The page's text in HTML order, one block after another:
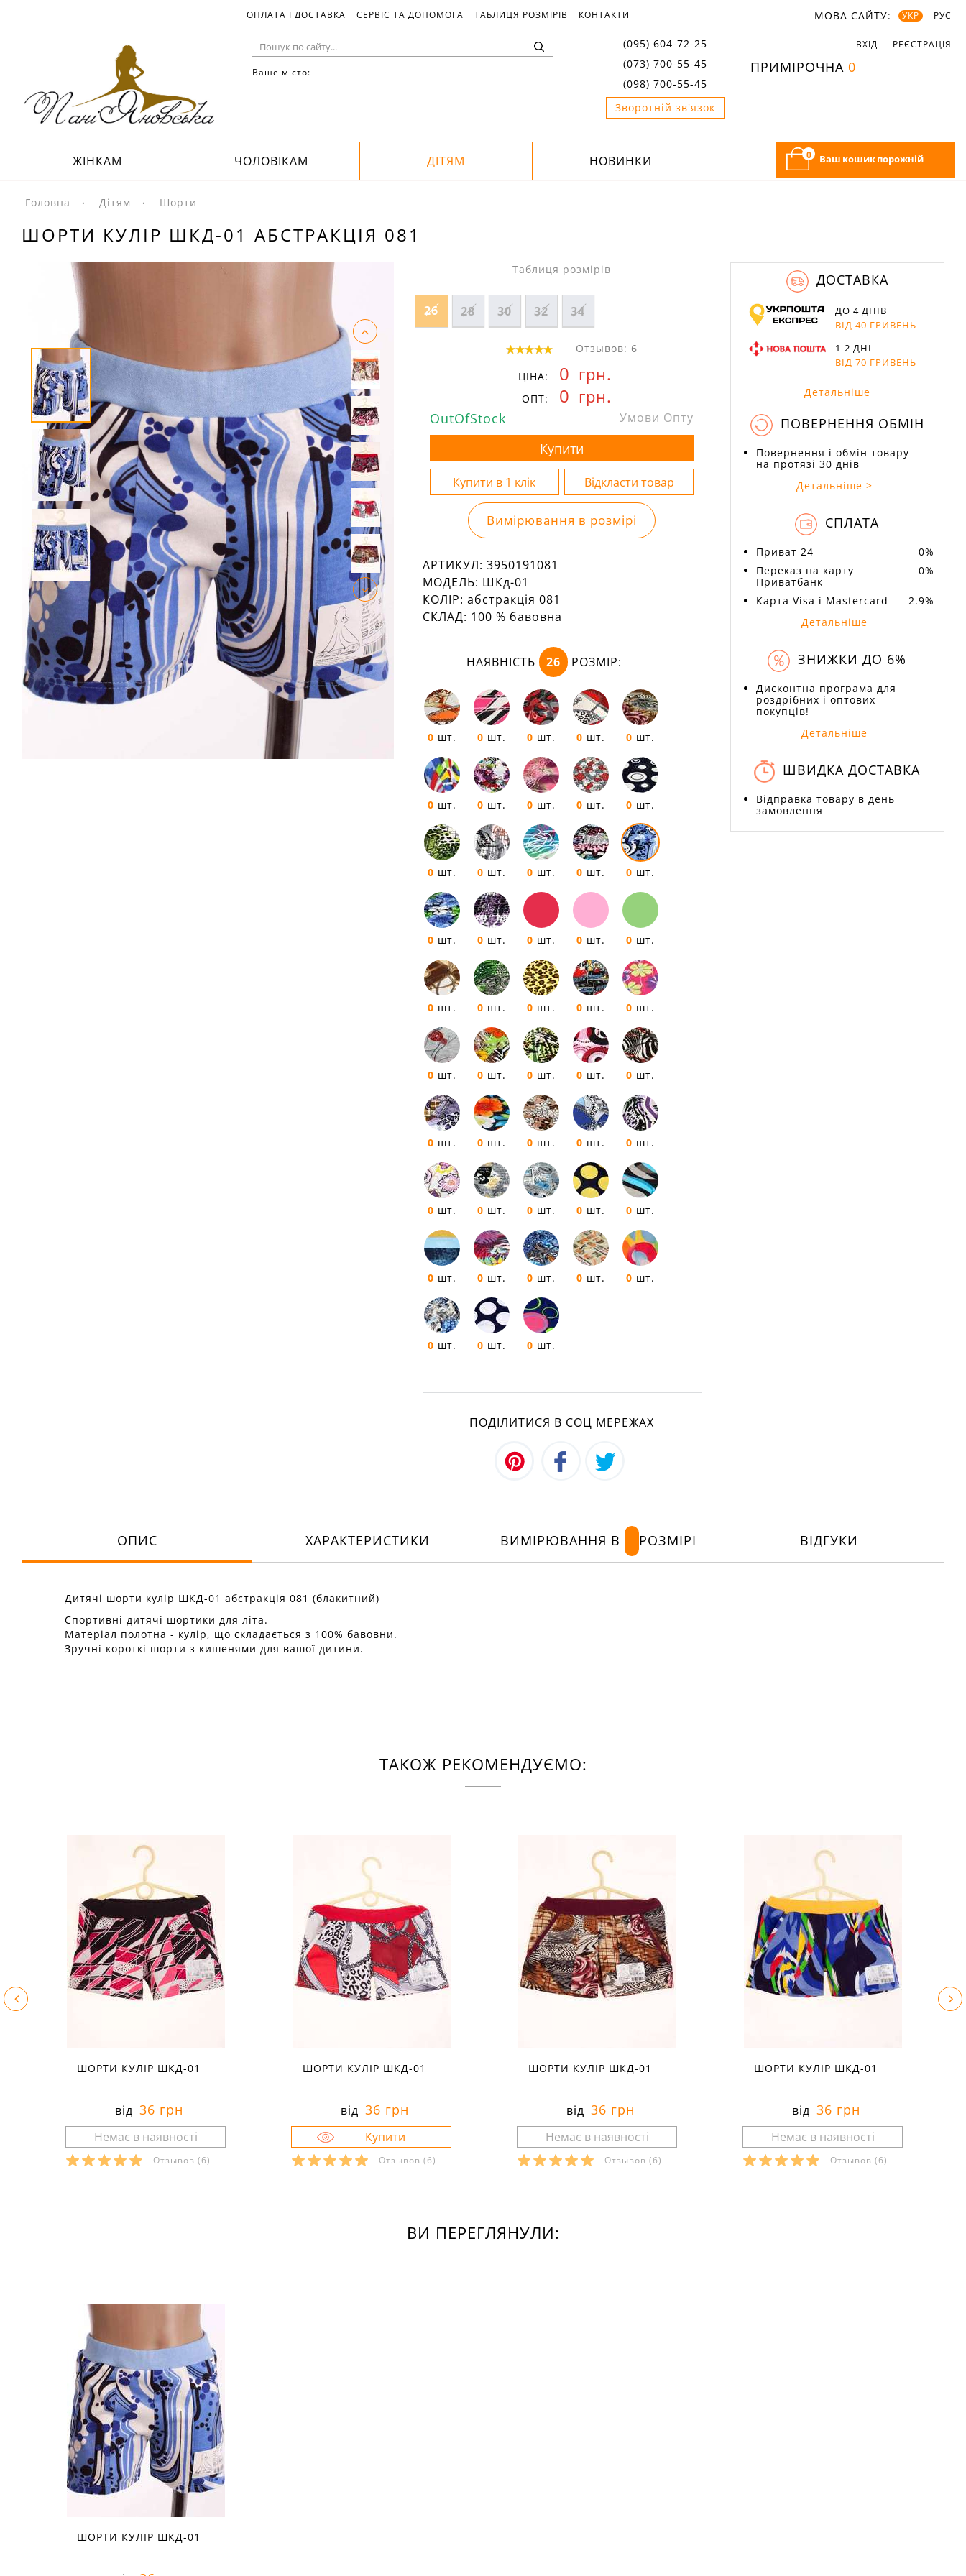
ОПЛАТА І ДОСТАВКА СЕРВІС ТА ДОПОМОГА ТАБЛИЦЯ РОЗМІРІВ КОНТАКТИ МОВА САЙТУ: УКР РУС
Ваше місто:
(095) 604-72-25
(073) 700-55-45
(098) 700-55-45
Зворотній зв'язок
ВХІД РЕЄСТРАЦІЯ
ПРИМІРОЧНА 0
0 Ваш кошик порожній
ЖІНКАМ ЧОЛОВІКАМ ДІТЯМ НОВИНКИ
Головна Дітям Шорти
ШОРТИ КУЛІР ШКД-01 АБСТРАКЦІЯ 081
Таблиця розмірів
26 28 30 32 34
Отзывов: 6
ЦІНА: 0 грн.
ОПТ: 0 грн.
OutOfStock Умови Опту
Вимірювання в розмірі
АРТИКУЛ: 3950191081
МОДЕЛЬ: ШКд-01
КОЛІР: абстракція 081
СКЛАД: 100 % бавовна
НАЯВНІСТЬ 26 РОЗМІР:
0 шт. 0 шт. 0 шт. 0 шт. 0 шт.
0 шт. 0 шт. 0 шт. 0 шт. 0 шт.
0 шт. 0 шт. 0 шт. 0 шт. 0 шт.
0 шт. 0 шт. 0 шт. 0 шт. 0 шт.
0 шт. 0 шт. 0 шт. 0 шт. 0 шт.
0 шт. 0 шт. 0 шт. 0 шт. 0 шт.
0 шт. 0 шт. 0 шт. 0 шт. 0 шт.
0 шт. 0 шт. 0 шт. 0 шт. 0 шт.
0 шт. 0 шт. 0 шт. 0 шт. 0 шт.
0 шт. 0 шт. 0 шт.
ПОДІЛИТИСЯ В СОЦ МЕРЕЖАХ
ДОСТАВКА
ДО 4 ДНІВ
ВІД 40 ГРИВЕНЬ
1-2 ДНІ
ВІД 70 ГРИВЕНЬ
Детальніше
ПОВЕРНЕННЯ ОБМІН
Повернення і обмін товару
на протязі 30 днів
Детальніше >
СПЛАТА
Приват 24
0%
Переказ на карту
Приватбанк
0%
Карта Visa і Mastercard
2.9%
Детальніше
ЗНИЖКИ ДО 6%
Дисконтна програма для
роздрібних і оптових
покупців!
Детальніше
ШВИДКА ДОСТАВКА
Відправка товару в день
замовлення
ОПИС ХАРАКТЕРИСТИКИ ВИМІРЮВАННЯ В РОЗМІРІ ВІДГУКИ
Дитячі шорти кулір ШКД-01 абстракція 081 (блакитний)
Спортивні дитячі шортики для літа.
Матеріал полотна - кулір, що складається з 100% бавовни.
Зручні короткі шорти з кишенями для вашої дитини.
ТАКОЖ РЕКОМЕНДУЄМО:
ШОРТИ КУЛІР ШКД-01
від 36 грн
Отзывов (6)
ШОРТИ КУЛІР ШКД-01
від 36 грн
Отзывов (6)
ШОРТИ КУЛІР ШКД-01
від 36 грн
Отзывов (6)
ШОРТИ КУЛІР ШКД-01
від 36 грн
Отзывов (6)
ВИ ПЕРЕГЛЯНУЛИ:
ШОРТИ КУЛІР ШКД-01